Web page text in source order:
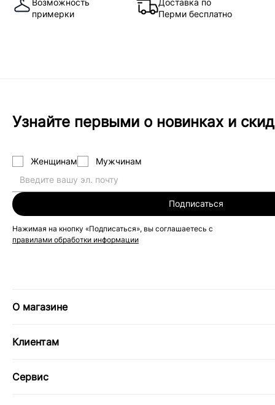
Возможность
примерки
Доставка по
Перми бесплатно
Узнайте первыми о новинках и
Женщинам Мужчинам
Подписаться
Нажимая на кнопку «Подписаться», вы соглашаетесь с
правилами обработки информации
О магазине
Клиентам
Сервис